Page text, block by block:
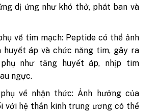
dị ứng như khó thở, phát ban và
về tim mạch: Peptide có thể ảnh
huyết áp và chức năng tim, gây ra
như tăng huyết áp, nhịp tim
ngực.
về nhận thức: Ảnh hưởng của
với hệ thần kinh trung ương có thể